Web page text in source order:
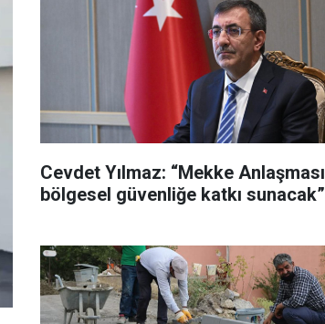
Cevdet Yılmaz: “Mekke Anlaşması
bölgesel güvenliğe katkı sunacak”